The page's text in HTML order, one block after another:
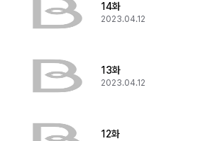
14화
2023.04.12
13화
2023.04.12
12화